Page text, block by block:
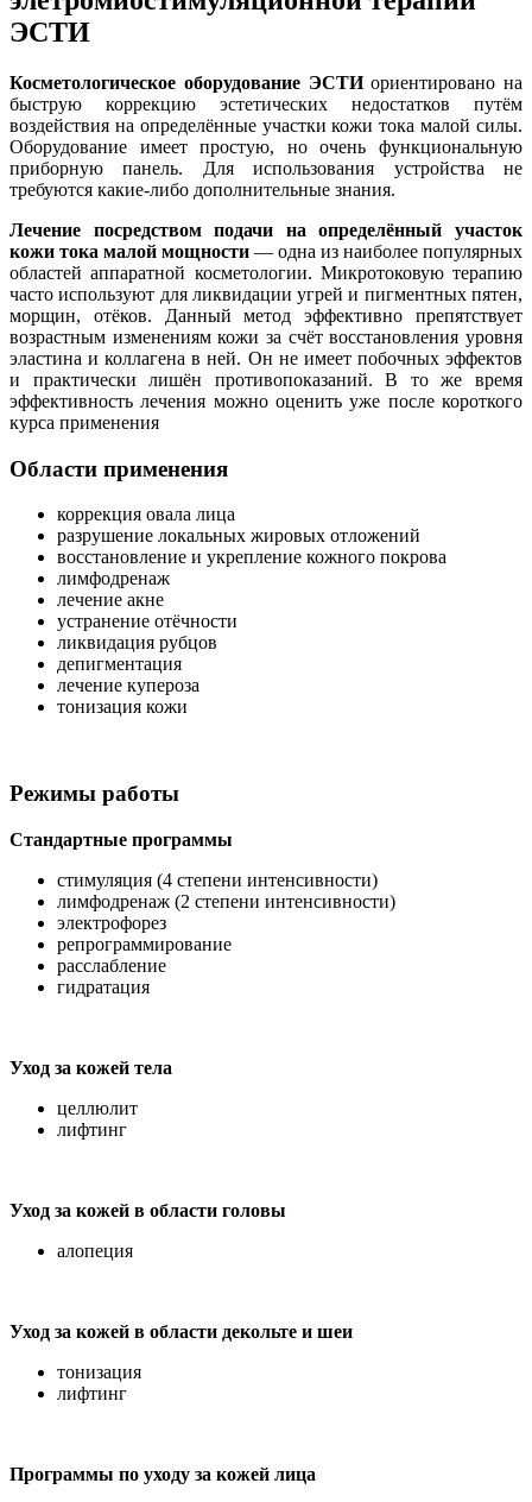
ЭСТИ
Косметологическое оборудование ЭСТИориентировано на
быструю коррекцию эстетических недостатков путём
воздействия на определённые участки кожи тока малой силы.
Оборудование имеет простую, но очень функциональную
приборную панель. Для использования устройства не
требуются какие-либо дополнительные знания.
Лечение посредством подачи на определённый участок
кожи тока малой мощности — одна из наиболее популярных
областей аппаратной косметологии. Микротоковую терапию
часто используют для ликвидации угрей и пигментных пятен,
морщин, отёков. Данный метод эффективно препятствует
возрастным изменениям кожи за счёт восстановления уровня
эластина и коллагена в ней. Он не имеет побочных эффектов
и практически лишён противопоказаний. В то же время
эффективность лечения можно оценить уже после короткого
курса применения
Области применения
коррекция овала лица
разрушение локальных жировых отложений
восстановление и укрепление кожного покрова
лимфодренаж
лечение акне
устранение отёчности
ликвидация рубцов
депигментация
лечение купероза
тонизация кожи
Режимы работы
Стандартные программы
стимуляция (4 степени интенсивности)
лимфодренаж (2 степени интенсивности)
электрофорез
репрограммирование
расслабление
гидратация
Уход за кожей тела
целлюлит
лифтинг
Уход за кожей в области головы
алопеция
Уход за кожей в области декольте и шеи
тонизация
лифтинг
Программы по уходу за кожей лица